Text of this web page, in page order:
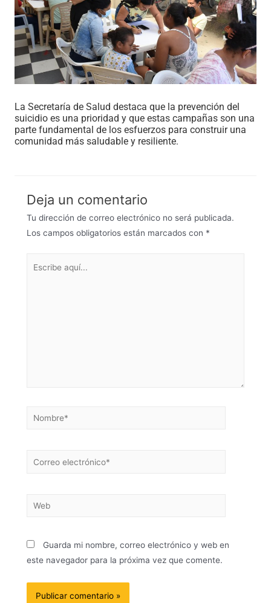
La Secretaría de Salud destaca que la prevención del
suicidio es una prioridad y que estas campañas son una
parte fundamental de los esfuerzos para construir una
comunidad más saludable y resiliente.
Deja un comentario
Tu dirección de correo electrónico no será publicada.
Los campos obligatorios están marcados con *
Guarda mi nombre, correo electrónico y web en
este navegador para la próxima vez que comente.